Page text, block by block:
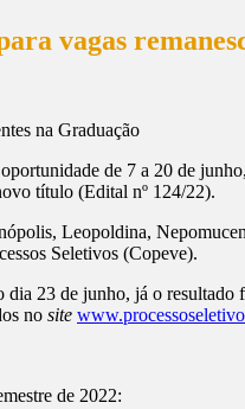
vagas
de 7 a 20 de
título (Edital nº 124/22).
Leopoldina,
Seletivos (Copeve).
23 de junho, já o
no site
de 2022: